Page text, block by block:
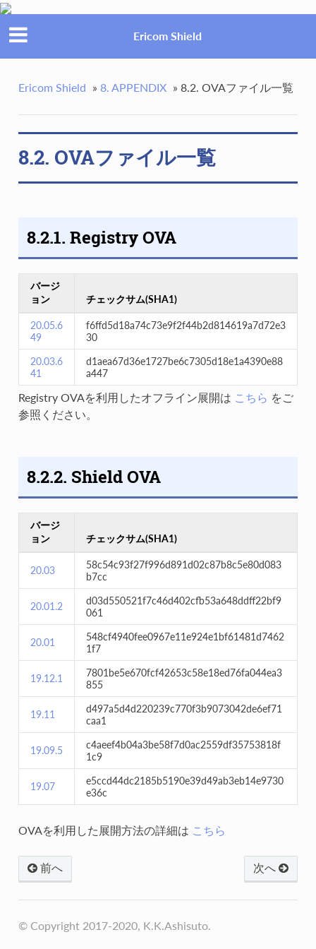
Ericom Shield
Ericom Shield » 8. APPENDIX » 8.2. OVAファイル一覧
8.2. OVAファイル一覧
8.2.1. Registry OVA
バージ
ョン
チェックサム(SHA1)
20.05.6
49
f6ffd5d18a74c73e9f2f44b2d814619a7d72e3
30
20.03.6
41
d1aea67d36e1727be6c7305d18e1a4390e88
a447
Registry OVAを利用したオフライン展開は こちら をご
参照ください。
8.2.2. Shield OVA
バージ
ョン
チェックサム(SHA1)
20.03
58c54c93f27f996d891d02c87b8c5e80d083
b7cc
20.01.2
d03d550521f7c46d402cfb53a648ddff22bf9
061
20.01
548cf4940fee0967e11e924e1bf61481d7462
1f7
19.12.1
7801be5e670fcf42653c58e18ed76fa044ea3
855
19.11
d497a5d4d220239c770f3b9073042de6ef71
caa1
19.09.5
c4aeef4b04a3be58f7d0ac2559df35753818f
1c9
19.07
e5ccd44dc2185b5190e39d49ab3eb14e9730
e36c
OVAを利用した展開方法の詳細は こちら
次へ
前へ
© Copyright 2017-2020, K.K.Ashisuto.